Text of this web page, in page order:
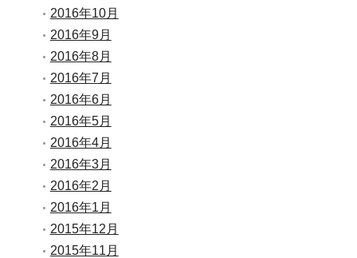
2016年10月
2016年9月
2016年8月
2016年7月
2016年6月
2016年5月
2016年4月
2016年3月
2016年2月
2016年1月
2015年12月
2015年11月